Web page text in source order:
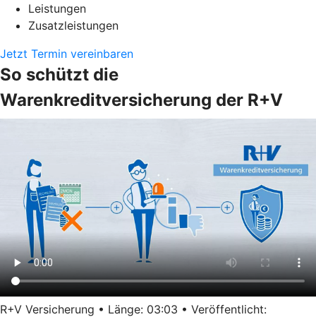
Leistungen
Zusatzleistungen
Jetzt Termin vereinbaren
So schützt die
Warenkreditversicherung der R+V
R+V Versicherung • Länge: 03:03 • Veröffentlicht: